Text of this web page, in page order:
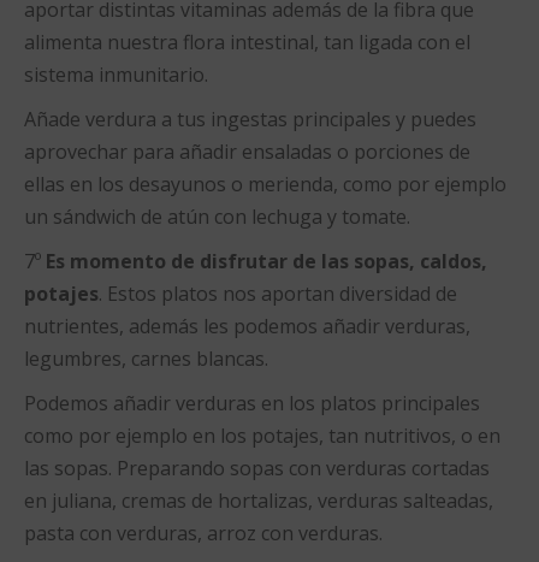
aportar distintas vitaminas además de la fibra que
alimenta nuestra flora intestinal, tan ligada con el
sistema inmunitario.
Añade verdura a tus ingestas principales y puedes
aprovechar para añadir ensaladas o porciones de
ellas en los desayunos o merienda, como por ejemplo
un sándwich de atún con lechuga y tomate.
7º Es momento de disfrutar de las sopas, caldos,
potajes. Estos platos nos aportan diversidad de
nutrientes, además les podemos añadir verduras,
legumbres, carnes blancas.
Podemos añadir verduras en los platos principales
como por ejemplo en los potajes, tan nutritivos, o en
las sopas. Preparando sopas con verduras cortadas
en juliana, cremas de hortalizas, verduras salteadas,
pasta con verduras, arroz con verduras.